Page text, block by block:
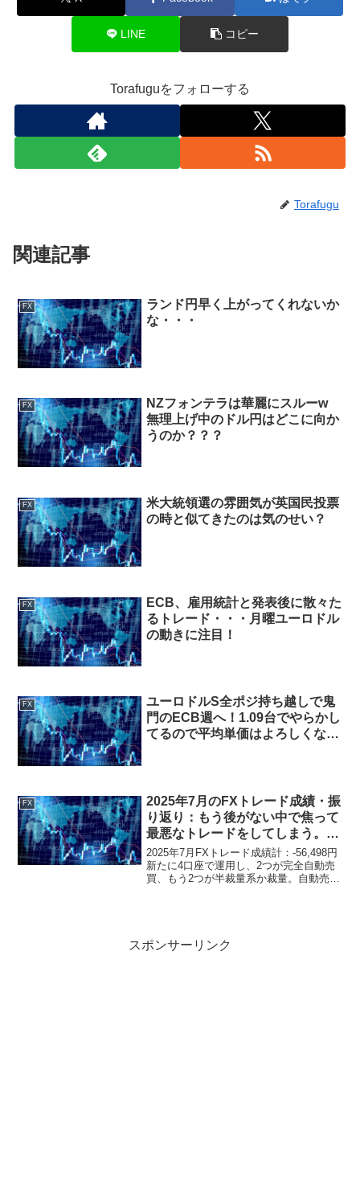
LINE コピー
Torafuguをフォローする
Torafugu
関連記事
FX
ランド円早く上がってくれないか
な・・・
FX
NZフォンテラは華麗にスルーw
無理上げ中のドル円はどこに向か
うのか？？？
FX
米大統領選の雰囲気が英国民投票
の時と似てきたのは気のせい？
FX
ECB、雇用統計と発表後に散々た
るトレード・・・月曜ユーロドル
の動きに注目！
FX
ユーロドルS全ポジ持ち越しで鬼
門のECB週へ！1.09台でやらかし
てるので平均単価はよろしくない
FX
2025年7月のFXトレード成績・振
り返り：もう後がない中で焦って
最悪なトレードをしてしまう。
EAは優先順位下げて損小利大系
の裁量メインへ戻す！
2025年7月FXトレード成績計：-56,498円
新たに4口座で運用し、2つが完全自動売
買、もう2つが半裁量系か裁量。自動売買
スポンサーリンク